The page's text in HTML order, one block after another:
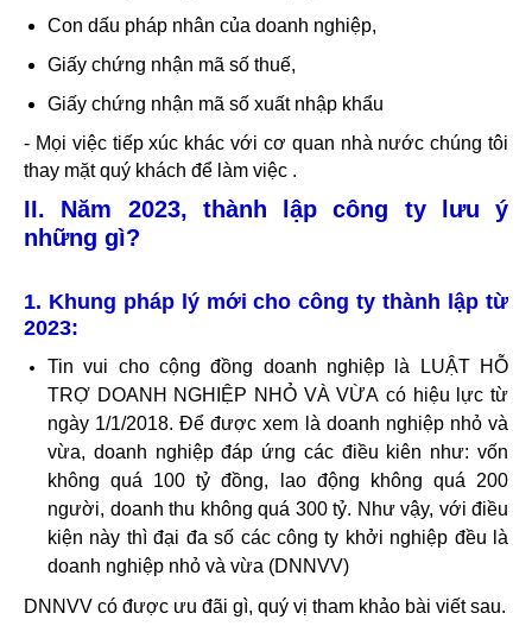
Con dấu pháp nhân của doanh nghiệp,
Giấy chứng nhận mã số thuế,
Giấy chứng nhận mã số xuất nhập khẩu
- Mọi việc tiếp xúc khác với cơ quan nhà nước chúng tôi
thay mặt quý khách để làm việc .
II. Năm 2023, thành lập công ty lưu ý
những gì?
1. Khung pháp lý mới cho công ty thành lập từ
2023:
Tin vui cho cộng đồng doanh nghiệp là LUẬT HỖ
TRỢ DOANH NGHIỆP NHỎ VÀ VỪA có hiệu lực từ
ngày 1/1/2018. Để được xem là doanh nghiệp nhỏ và
vừa, doanh nghiệp đáp ứng các điều kiên như: vốn
không quá 100 tỷ đồng, lao động không quá 200
người, doanh thu không quá 300 tỷ. Như vậy, với điều
kiện này thì đại đa số các công ty khởi nghiệp đều là
doanh nghiệp nhỏ và vừa (DNNVV)
DNNVV có được ưu đãi gì, quý vị tham khảo bài viết sau.